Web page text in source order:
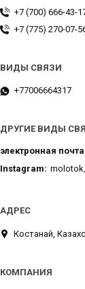
+7 (700) 666-43-
+7 (775) 270-07-
+77006664317
ДРУГИЕ ВИДЫ
электронная почта
Instagram
Костанай,